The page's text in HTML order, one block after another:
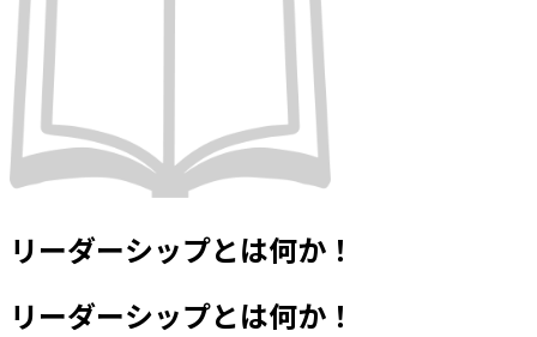
リーダーシップとは何か！
リーダーシップとは何か！